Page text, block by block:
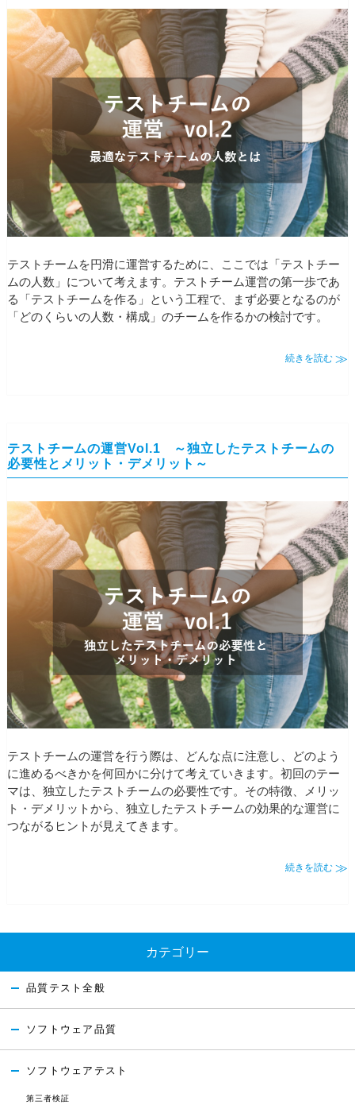
テストチームを円滑に運営するために、ここでは「テストチー
ムの人数」について考えます。テストチーム運営の第一歩であ
る「テストチームを作る」という工程で、まず必要となるのが
「どのくらいの人数・構成」のチームを作るかの検討です。
続きを読む
テストチームの運営Vol.1 ～独立したテストチームの
必要性とメリット・デメリット～
テストチームの運営を行う際は、どんな点に注意し、どのよう
に進めるべきかを何回かに分けて考えていきます。初回のテー
マは、独立したテストチームの必要性です。その特徴、メリッ
ト・デメリットから、独立したテストチームの効果的な運営に
つながるヒントが見えてきます。
続きを読む
カテゴリー
品質テスト全般
ソフトウェア品質
ソフトウェアテスト
第三者検証